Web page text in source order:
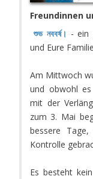
Freundinnen
শুভ নববর্ষ। - ein
und Eure
Am Mittwoch
und obwohl
mit der
zum 3. Mai
bessere
Kontrolle
Es besteht